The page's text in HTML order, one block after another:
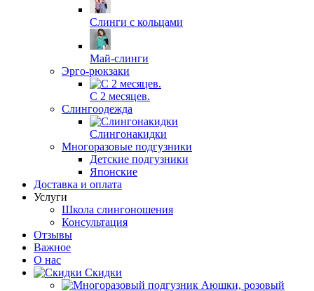
Слинги с кольцами
Май-слинги
Эрго-рюкзаки
С 2 месяцев.
Слингоодежда
Слингонакидки
Многоразовые подгузники
Детские подгузники
Японские
Доставка и оплата
Услуги
Школа слингоношения
Консультация
Отзывы
Важное
О нас
Скидки